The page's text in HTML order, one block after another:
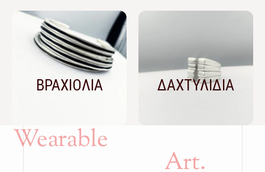
ΒΡΑΧΙΟΛΙΑ ΔΑΧΤΥΛΙΔΙΑ
Wearable
Art.